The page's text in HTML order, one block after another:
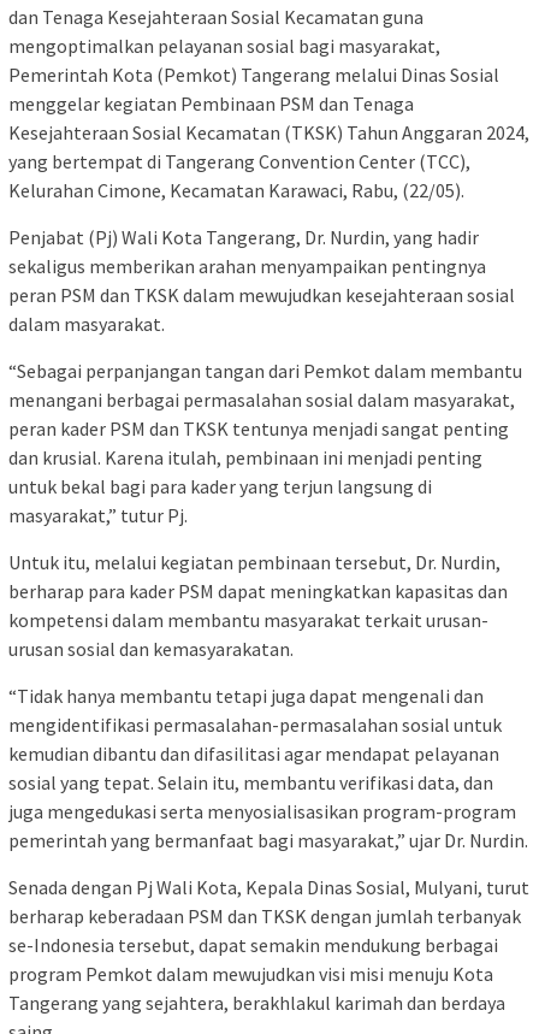
dan Tenaga Kesejahteraan Sosial Kecamatan guna
mengoptimalkan pelayanan sosial bagi masyarakat,
Pemerintah Kota (Pemkot) Tangerang melalui Dinas Sosial
menggelar kegiatan Pembinaan PSM dan Tenaga
Kesejahteraan Sosial Kecamatan (TKSK) Tahun Anggaran 2024,
yang bertempat di Tangerang Convention Center (TCC),
Kelurahan Cimone, Kecamatan Karawaci, Rabu, (22/05).
Penjabat (Pj) Wali Kota Tangerang, Dr. Nurdin, yang hadir
sekaligus memberikan arahan menyampaikan pentingnya
peran PSM dan TKSK dalam mewujudkan kesejahteraan sosial
dalam masyarakat.
“Sebagai perpanjangan tangan dari Pemkot dalam membantu
menangani berbagai permasalahan sosial dalam masyarakat,
peran kader PSM dan TKSK tentunya menjadi sangat penting
dan krusial. Karena itulah, pembinaan ini menjadi penting
untuk bekal bagi para kader yang terjun langsung di
masyarakat,” tutur Pj.
Untuk itu, melalui kegiatan pembinaan tersebut, Dr. Nurdin,
berharap para kader PSM dapat meningkatkan kapasitas dan
kompetensi dalam membantu masyarakat terkait urusan-
urusan sosial dan kemasyarakatan.
“Tidak hanya membantu tetapi juga dapat mengenali dan
mengidentifikasi permasalahan-permasalahan sosial untuk
kemudian dibantu dan difasilitasi agar mendapat pelayanan
sosial yang tepat. Selain itu, membantu verifikasi data, dan
juga mengedukasi serta menyosialisasikan program-program
pemerintah yang bermanfaat bagi masyarakat,” ujar Dr. Nurdin.
Senada dengan Pj Wali Kota, Kepala Dinas Sosial, Mulyani, turut
berharap keberadaan PSM dan TKSK dengan jumlah terbanyak
se-Indonesia tersebut, dapat semakin mendukung berbagai
program Pemkot dalam mewujudkan visi misi menuju Kota
Tangerang yang sejahtera, berakhlakul karimah dan berdaya